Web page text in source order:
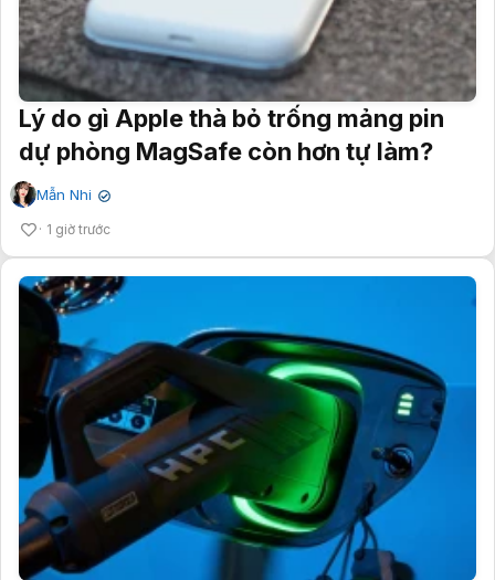
Lý do gì Apple thà bỏ trống mảng pin
dự phòng MagSafe còn hơn tự làm?
Mẫn Nhi ✔
1 giờ trước